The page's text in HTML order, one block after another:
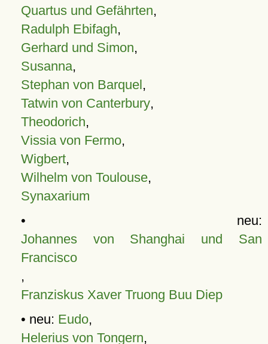
Quartus und Gefährten,
Radulph Ebifagh,
Gerhard und Simon,
Susanna,
Stephan von Barquel,
Tatwin von Canterbury,
Theodorich,
Vissia von Fermo,
Wigbert,
Wilhelm von Toulouse,
Synaxarium
• neu:
Johannes von Shanghai und San
Francisco
,
Franziskus Xaver Truong Buu Diep
• neu: Eudo,
Helerius von Tongern,